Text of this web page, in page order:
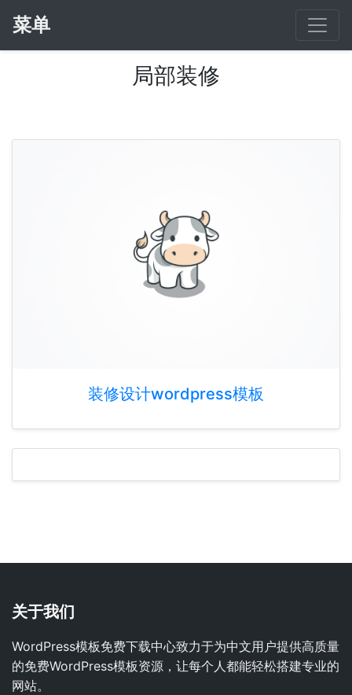
菜单
局部装修
装修设计wordpress模板
关于我们
WordPress模板免费下载中心致力于为中文用户提供高质量
的免费WordPress模板资源，让每个人都能轻松搭建专业的
网站。